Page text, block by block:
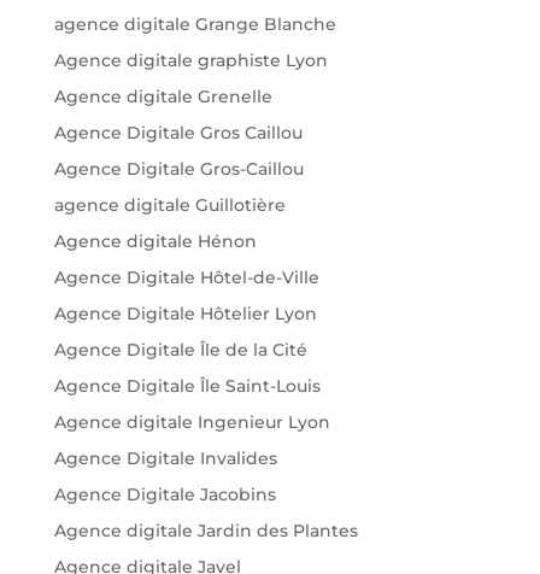
agence digitale Grange Blanche
Agence digitale graphiste Lyon
Agence digitale Grenelle
Agence Digitale Gros Caillou
Agence Digitale Gros-Caillou
agence digitale Guillotière
Agence digitale Hénon
Agence Digitale Hôtel-de-Ville
Agence Digitale Hôtelier Lyon
Agence Digitale Île de la Cité
Agence Digitale Île Saint-Louis
Agence digitale Ingenieur Lyon
Agence Digitale Invalides
Agence Digitale Jacobins
Agence digitale Jardin des Plantes
Agence digitale Javel